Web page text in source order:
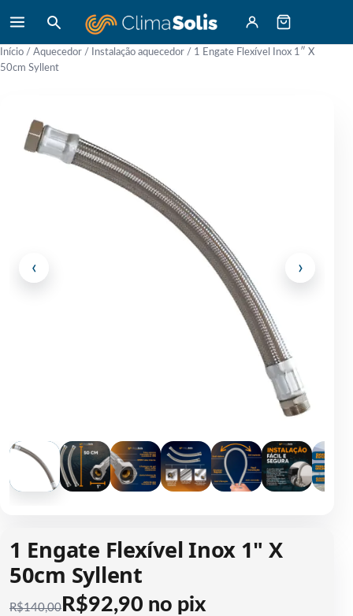
Início / Aquecedor / Instalação aquecedor / 1 Engate Flexível Inox 1″ X
50cm Syllent
1 / 7
‹ ›
1 Engate Flexível Inox 1" X
50cm Syllent
R$140,00 R$92,90 no pix